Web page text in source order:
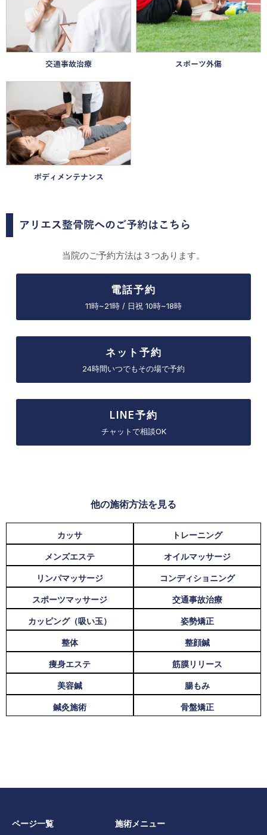
交通事故治療 スポーツ外傷
ボディメンテナンス
アリエス整骨院へのご予約はこちら
当院のご予約方法は３つあります。
電話予約
11時~21時 / 日祝 10時~18時
ネット予約
24時間いつでもその場で予約
LINE予約
チャットで相談OK
他の施術方法を見る
カッサ トレーニング
メンズエステ オイルマッサージ
リンパマッサージ コンディショニング
スポーツマッサージ 交通事故治療
カッピング（吸い玉） 姿勢矯正
整体 整顔鍼
痩身エステ 筋膜リリース
美容鍼 腸もみ
鍼灸施術 骨盤矯正
ページ一覧 施術メニュー